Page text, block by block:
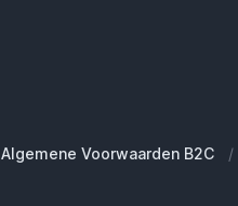
Algemene Voorwaarden B2C /